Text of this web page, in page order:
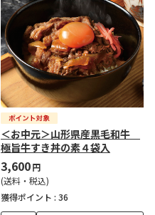
＜お中元＞山形県産黒毛和牛
極旨牛すき丼の素４袋入
3,600円
(送料・税込)
獲得ポイント : 36